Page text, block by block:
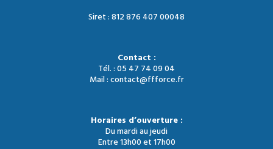
Siret : 812 876 407 00048
Contact :
Tél. : 05 47 74 09 04
Mail : contact@ffforce.fr
Horaires d’ouverture :
Du mardi au jeudi
Entre 13h00 et 17h00